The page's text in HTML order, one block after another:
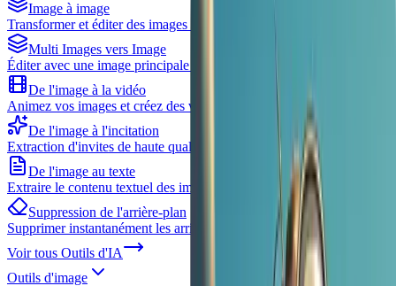
Image à image
Transformer et éditer des images avec l'aide de l'IA
Multi Images vers Image
Éditer avec une image principale et plusieurs références
De l'image à la vidéo
Animez vos images et créez des vidéos
De l'image à l'incitation
Extraction d'invites de haute qualité à partir d'images existantes
De l'image au texte
Extraire le contenu textuel des images avec l'OCR
Suppression de l'arrière-plan
Supprimer instantanément les arrière-plans des images
Voir tous Outils d'IA
Outils d'image